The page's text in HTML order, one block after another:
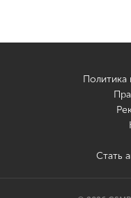
Политика
Стать